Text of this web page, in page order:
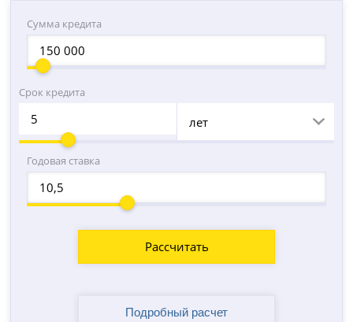
Сумма кредита
Срок кредита
лет
Годовая ставка
Рассчитать